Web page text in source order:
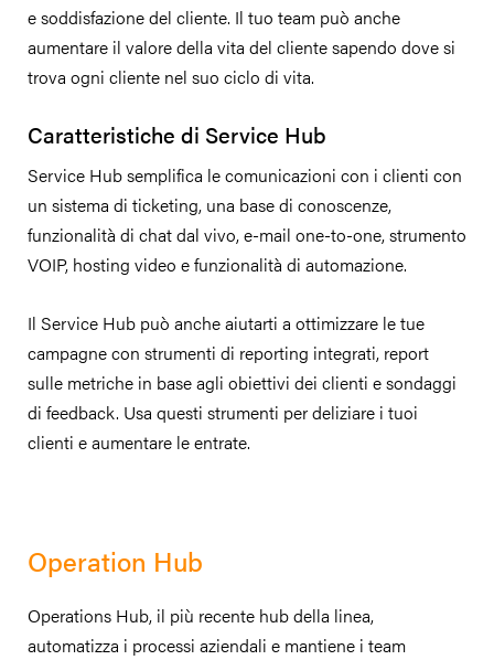
e soddisfazione del cliente. Il tuo team può anche
aumentare il valore della vita del cliente sapendo dove si
trova ogni cliente nel suo ciclo di vita.
Caratteristiche di Service Hub
Service Hub semplifica le comunicazioni con i clienti con
un sistema di ticketing, una base di conoscenze,
funzionalità di chat dal vivo, e-mail one-to-one, strumento
VOIP, hosting video e funzionalità di automazione.
Il Service Hub può anche aiutarti a ottimizzare le tue
campagne con strumenti di reporting integrati, report
sulle metriche in base agli obiettivi dei clienti e sondaggi
di feedback. Usa questi strumenti per deliziare i tuoi
clienti e aumentare le entrate.
Operation Hub
Operations Hub, il più recente hub della linea,
automatizza i processi aziendali e mantiene i team